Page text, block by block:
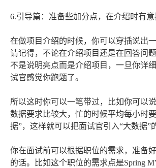
6.引导篇：准备些加分点，在介绍时有
在做项目介绍的时候，你可以穿插说出
请记得，不论在介绍项目还是在回答问
不是说明亮点而是介绍项目，一旦你详
试官感觉你跑题了。
所以这时你可以一笔带过，比如你可以
数据要求比较大，忙的时候平均每小时
据”，这样就可以把面试官引入“大数据”
你在面试前可以根据职位的需求，准备
的话。比如这个职位的需求点是Spring